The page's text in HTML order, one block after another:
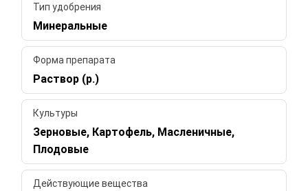
Тип удобрения
Минеральные
Форма препарата
Раствор (р.)
Культуры
Зерновые, Картофель, Масленичные,
Плодовые
Действующие вещества